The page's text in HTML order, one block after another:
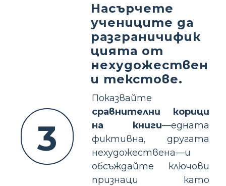
3
Насърчете
учениците да
разграничифик
цията от
нехудожествен
и текстове.
Показвайте
сравнителни корици
на книги—едната
фиктивна, другата
нехудожествена—и
обсъждайте ключови
признаци като